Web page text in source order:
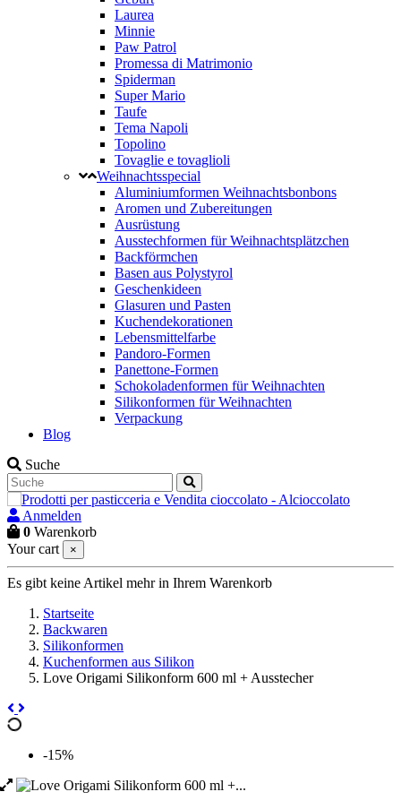
Laurea
Minnie
Paw Patrol
Promessa di Matrimonio
Spiderman
Super Mario
Taufe
Tema Napoli
Topolino
Tovaglie e tovaglioli
Weihnachtsspecial
Aluminiumformen Weihnachtsbonbons
Aromen und Zubereitungen
Ausrüstung
Ausstechformen für Weihnachtsplätzchen
Backförmchen
Basen aus Polystyrol
Geschenkideen
Glasuren und Pasten
Kuchendekorationen
Lebensmittelfarbe
Pandoro-Formen
Panettone-Formen
Schokoladenformen für Weihnachten
Silikonformen für Weihnachten
Verpackung
Blog
Suche
Anmelden
0 Warenkorb
Your cart
×
Es gibt keine Artikel mehr in Ihrem Warenkorb
Startseite
Backwaren
Silikonformen
Kuchenformen aus Silikon
Love Origami Silikonform 600 ml + Ausstecher
-15%